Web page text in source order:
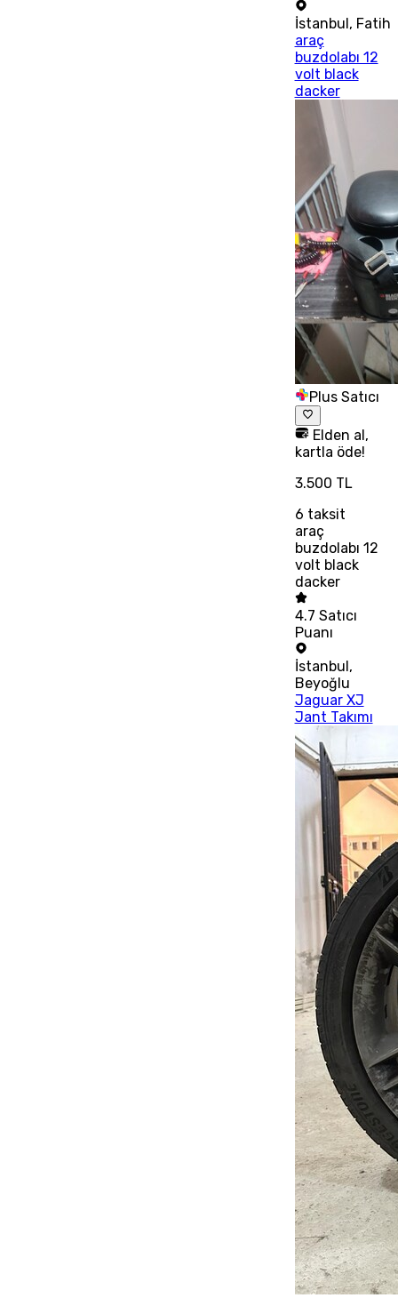
İstanbul , Fatih
araç
buzdolabı 12
volt black
dacker
Plus Satıcı
Elden al,
kartla öde!
3.500 TL
6 taksit
araç
buzdolabı 12
volt black
dacker
4.7 Satıcı
Puanı
İstanbul,
Beyoğlu
Jaguar XJ
Jant Takımı